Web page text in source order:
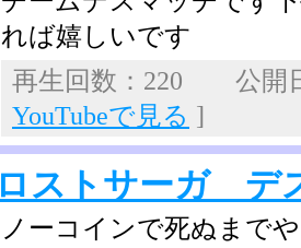
れば嬉しいです
再生回数：220 公開
YouTubeで見る ]
ロストサーガ デ
ノーコインで死ぬまで